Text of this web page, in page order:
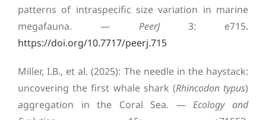
patterns of intraspecific size variation in marine
megafauna. — PeerJ3: e715.
https://doi.org/10.7717/peerj.715
Miller, I.B., et al. (2025): The needle in the haystack:
uncovering the first whale shark (Rhincodon typus)
aggregation in the Coral Sea. —Ecology and